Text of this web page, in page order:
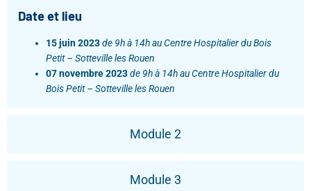
Module 2
Module 3
Date et lieu
15 juin 2023de 9h à 14h auCentre Hospitalier du Bois
Petit– Sotteville les Rouen
07 novembre 2023de 9h à 14h auCentre Hospitalier du
Bois Petit– Sotteville les Rouen